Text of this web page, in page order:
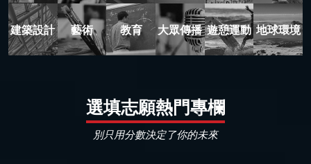
建築設計 藝術 教育 大眾傳播 遊憩運動 地球環境
選填志願熱門專欄
別只用分數決定了你的未來